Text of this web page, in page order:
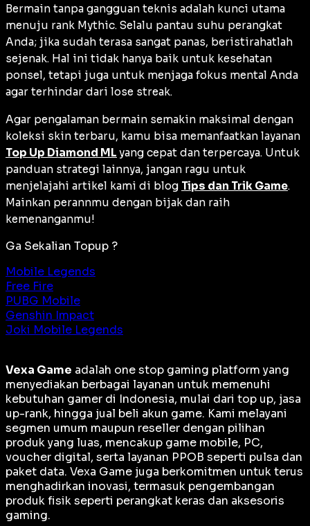
Bermain tanpa gangguan teknis adalah kunci utama
menuju rank Mythic. Selalu pantau suhu perangkat
Anda; jika sudah terasa sangat panas, beristirahatlah
sejenak. Hal ini tidak hanya baik untuk kesehatan
ponsel, tetapi juga untuk menjaga fokus mental Anda
agar terhindar dari lose streak.
Agar pengalaman bermain semakin maksimal dengan
koleksi skin terbaru, kamu bisa memanfaatkan layanan
Top Up Diamond ML yang cepat dan terpercaya. Untuk
panduan strategi lainnya, jangan ragu untuk
menjelajahi artikel kami di blog Tips dan Trik Game.
Mainkan perannmu dengan bijak dan raih
kemenanganmu!
Ga Sekalian Topup ?
Mobile Legends
Free Fire
PUBG Mobile
Genshin Impact
Joki Mobile Legends
Vexa Game adalah one stop gaming platform yang
menyediakan berbagai layanan untuk memenuhi
kebutuhan gamer di Indonesia, mulai dari top up, jasa
up-rank, hingga jual beli akun game. Kami melayani
segmen umum maupun reseller dengan pilihan
produk yang luas, mencakup game mobile, PC,
voucher digital, serta layanan PPOB seperti pulsa dan
paket data. Vexa Game juga berkomitmen untuk terus
menghadirkan inovasi, termasuk pengembangan
produk fisik seperti perangkat keras dan aksesoris
gaming.